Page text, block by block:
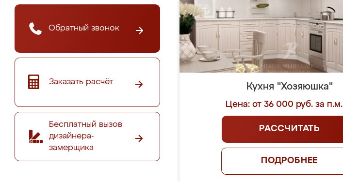
Обратный звонок
Заказать расчёт
Бесплатный вызов
дизайнера-
замерщика
Кухня "Хозяюшка"
Цена: от 36 000 руб. за п.м.
РАССЧИТАТЬ
ПОДРОБНЕЕ